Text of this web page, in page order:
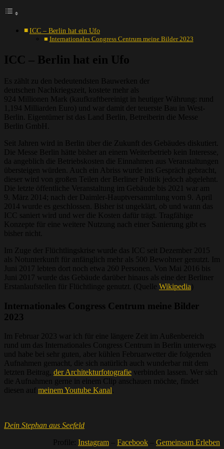
ICC – Berlin hat ein Ufo
Internationales Congress Centrum meine Bilder 2023
ICC – Berlin hat ein Ufo
Es zählt zu den bedeutendsten Bauwerken der
deutschen Nachkriegszeit, kostete mehr als
924 Millionen Mark (kaufkraftbereinigt in heutiger Währung: rund
1,194 Milliarden Euro) und war damit der teuerste Bau in West-
Berlin. Eigentümer ist das Land Berlin, Betreiberin die Messe
Berlin GmbH.
Seit Jahren wird in Berlin über die Zukunft des Gebäudes diskutiert.
Die Messe Berlin hätte bisher an einem Weiterbetrieb kein Interesse,
da angeblich die Betriebskosten die Einnahmen aus Veranstaltungen
übersteigen würden. Auch ein Abriss wurde ins Gespräch gebracht,
dieser wird von großen Teilen der Berliner Politik jedoch abgelehnt.
Die letzte öffentliche Veranstaltung im Gebäude bis 2021 war am
9. März 2014; nach der Daimler-Hauptversammlung vom 9. April
2014 wurde es geschlossen. Bisher ist ungeklärt, ob und wann das
ICC saniert wird und wer die Kosten dafür trägt. Tragfähige
Konzepte für eine weitere Nutzung nach einer Sanierung gibt es
bisher nicht.
Im Zuge der Flüchtlingskrise wurde das ICC seit Dezember 2015
als Notunterkunft für anfänglich mehr als 500 Bewohner genutzt. Im
Juni 2017 lebten dort noch etwa 260 Personen. Von Mai 2016 bis
Juni 2017 wurde das Gebäude darüber hinaus als eine der Berliner
Erstanlaufstellen für Flüchtlinge genutzt. (Quelle Wikipedia )
Internationales Congress Centrum meine Bilder
2023
Im Februar 2023 war ich für eine längere Zeit im Außenbereich
rund um das Internationales Congress Centrum in Berlin unterwegs
und habe bei sehr guten, aber kühlen Februarwetter die folgenden
Aufnahmen gemacht, die sich natürlich auch wunderbar mit dem
letzten Beitrag, der Architekturfotografie verbinden lassen. Wer sich
die Aufnahmen gerne in einem Clip anschauen möchte, findet
diesen auf meinem Youtube Kanal
Dein Stephan aus Seefeld
Profile: Instagram Facebook Gemeinsam Erleben